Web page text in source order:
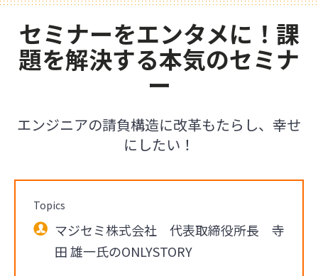
セミナーをエンタメに！課
題を解決する本気のセミナ
ー
エンジニアの請負構造に改革もたらし、幸せ
にしたい！
Topics
マジセミ株式会社 代表取締役所長 寺
田 雄一氏のONLYSTORY